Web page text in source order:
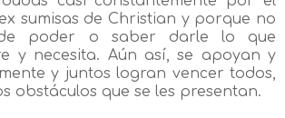
sumisas de Christian y porque no
poder o saber darle lo que
y necesita. Aún así, se apoyan y
y juntos logran vencer todos,
obstáculos que se les presentan.